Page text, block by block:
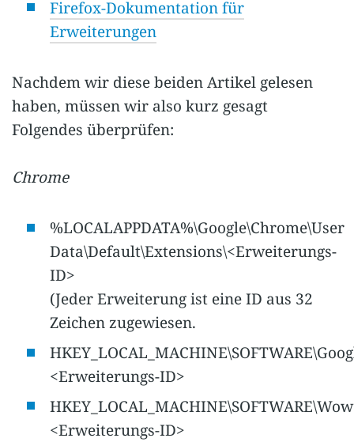
Firefox-Dokumentation für
Erweiterungen
Nachdem wir diese beiden Artikel gelesen
haben, müssen wir also kurz gesagt
Folgendes überprüfen:
Chrome
%LOCALAPPDATA%\Google\Chrome\User
Data\Default\Extensions\<Erweiterungs-
ID>
(Jeder Erweiterung ist eine ID aus 32
Zeichen zugewiesen.
<Erweiterungs-ID>
<Erweiterungs-ID>